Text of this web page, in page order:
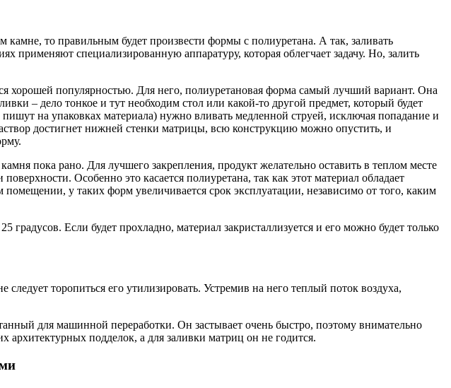
то правильным будет произвести формы с полиуретана. А так, заливать
специализированную аппаратуру, которая облегчает задачу. Но, залить
хорошей популярностью. Для него, полиуретановая форма самый лучший вариант. Она
– дело тонкое и тут необходим стол или какой-то другой предмет, который будет
на упаковках материала) нужно вливать медленной струей, исключая попадание и
достигнет нижней стенки матрицы, всю конструкцию можно опустить, и
пока рано. Для лучшего закрепления, продукт желательно оставить в теплом месте
Особенно это касается полиуретана, так как этот материал обладает
у таких форм увеличивается срок эксплуатации, независимо от того, каким
градусов. Если будет прохладно, материал закристаллизуется и его можно будет только
торопиться его утилизировать. Устремив на него теплый поток воздуха,
для машинной переработки. Он застывает очень быстро, поэтому внимательно
подделок, а для заливки матриц он не годится.